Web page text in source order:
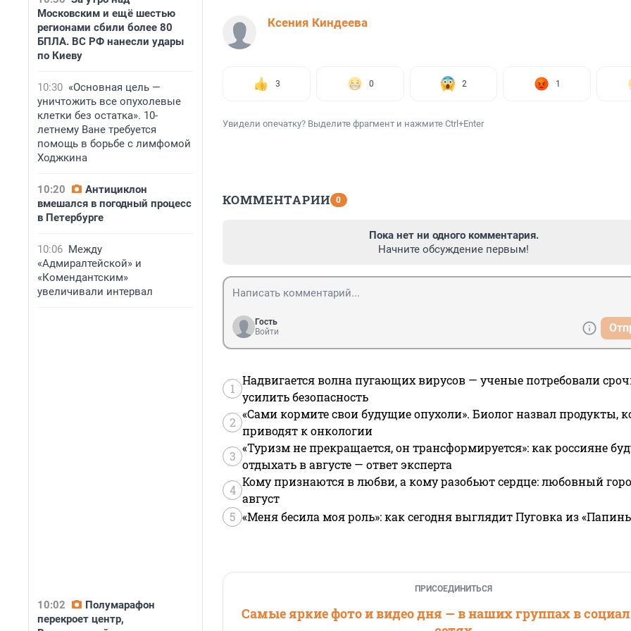
Московским и ещё шестью
регионами сбили более 80
БПЛА. ВС РФ нанесли удары
по Киеву
10:30 «Основная цель —
уничтожить все опухолевые
клетки без остатка». 10-
летнему Ване требуется
помощь в борьбе с лимфомой
Ходжкина
10:20
Антициклон
вмешался в погодный процесс
в Петербурге
10:06 Между
«Адмиралтейской» и
«Комендантским»
увеличивали интервал
10:02
Полумарафон
перекроет центр,
Ксения Киндеева
3 0 2 1
Увидели опечатку? Выделите фрагмент и нажмите Ctrl+Enter
КОММЕНТАРИИ 0
Пока нет ни одного комментария.
Начните обсуждение первым!
Гость
Войти
1
Надвигается волна пугающих вирусов — ученые потребовали
усилить безопасность
2
«Сами кормите свои будущие опухоли». Биолог назвал продукты,
приводят к онкологии
3
«Туризм не прекращается, он трансформируется»: как россияне
отдыхать в августе — ответ эксперта
4
Кому признаются в любви, а кому разобьют сердце: любовный
август
5 «Меня бесила моя роль»: как сегодня выглядит Пуговка из
ПРИСОЕДИНИТЬСЯ
Самые яркие фото и видео дня — в наших группах в